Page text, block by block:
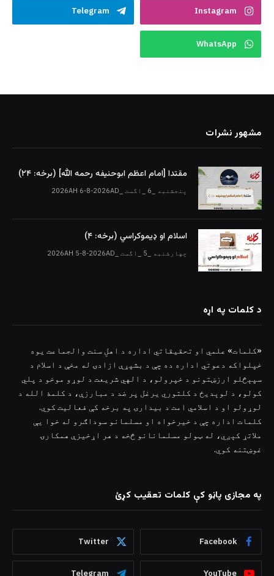
Instagram
Telegram
WhatsApp
مشهور نشرات
مقتدا [امام اعظم ابوحنیفه رحمه الله‎] (برخه: ۲۴)
پنجشنبه _6 _اگست _2026AH 6-8-2026AD
اسلام او ډیموکراسي (برخه: ۴)
چهارشنبه _5 _اگست _2026AH 5-8-2026AD
د کلمات په اړه
«کلمات» علمي او تحقیقاتي اداره د اهلِ سنت والجماعت یوه
خپلواکه دعوتي اداره ده چې د بشپړې ازادۍ له مخې د اسلام د
سپېڅلو ارزښتونو د خپرولو، د الهي شریعت د لوړو موخو د پلي
کولو، د لوېدیځ د کلتوري یرغل پر ضد د مبارزې، د کلمۀ الله د
لوړولو او د اسلامي امت د بیدارۍ په برخه کې فعالیت کوي.
کلمات اداره چې د خیرخواه او مسلمانو سوداګرو له خوا یې
ملاتړ کېږي، له ټولو مسلمانانو څخه د هر اړخیزې همکارۍ
غوښتنه کوي.
په مجازی پاڼو کې کلمات تعقیب کړئ
Facebook
Twitter
YouTube
Telegram